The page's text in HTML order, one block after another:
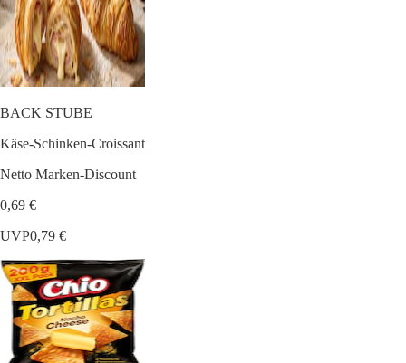
BACK STUBE
Käse-Schinken-Croissant
Netto Marken-Discount
0,69 €
UVP0,79 €